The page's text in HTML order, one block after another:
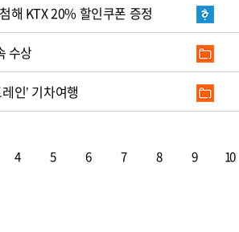
해 KTX 20% 할인쿠폰 증정
수상
인’ 기차여행
4 5 6 7 8 9 10